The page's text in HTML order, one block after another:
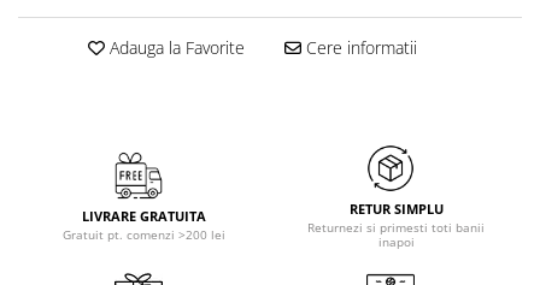
Adauga la Favorite Cere informatii
LIVRARE GRATUITA
Gratuit pt. comenzi >200 lei
RETUR SIMPLU
Returnezi si primesti toti banii
inapoi